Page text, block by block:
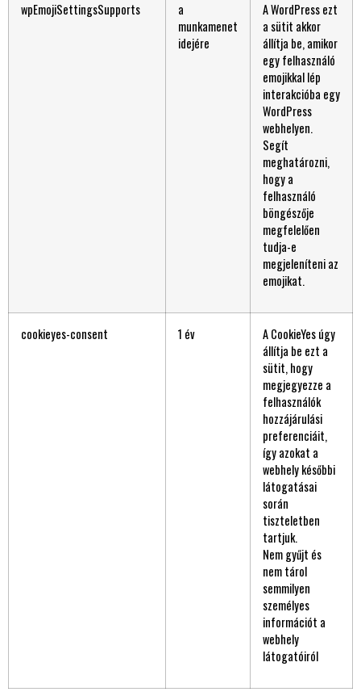
wpEmojiSettingsSupports
a
munkamenet
idejére
A WordPress ezt
a sütit akkor
állítja be, amikor
egy felhasználó
emojikkal lép
interakcióba egy
WordPress
webhelyen.
Segít
meghatározni,
hogy a
felhasználó
böngészője
megfelelően
tudja-e
megjeleníteni az
emojikat.
cookieyes-consent 1 év
A CookieYes úgy
állítja be ezt a
sütit, hogy
megjegyezze a
felhasználók
hozzájárulási
preferenciáit,
így azokat a
webhely későbbi
látogatásai
során
tiszteletben
tartjuk.
Nem gyűjt és
nem tárol
semmilyen
személyes
információt a
webhely
látogatóiról